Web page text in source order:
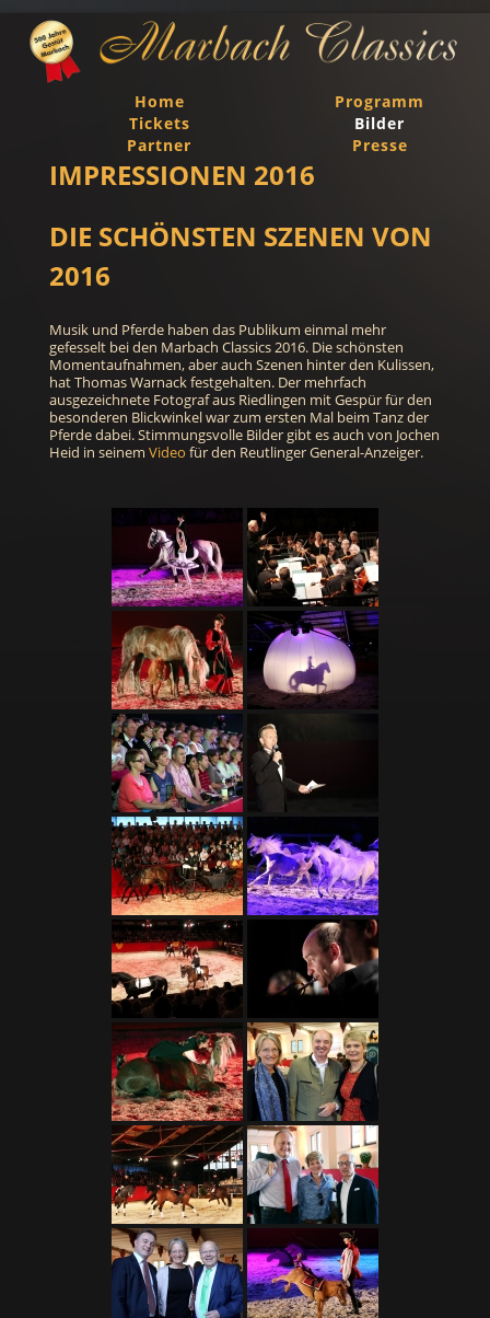
Home
Programm
Tickets
Bilder
Partner
Presse
IMPRESSIONEN 2016
DIE SCHÖNSTEN SZENEN VON
2016
Musik und Pferde haben das Publikum einmal mehr
gefesselt bei den Marbach Classics 2016. Die schönsten
Momentaufnahmen, aber auch Szenen hinter den Kulissen,
hat Thomas Warnack festgehalten. Der mehrfach
ausgezeichnete Fotograf aus Riedlingen mit Gespür für den
besonderen Blickwinkel war zum ersten Mal beim Tanz der
Pferde dabei. Stimmungsvolle Bilder gibt es auch von Jochen
Heid in seinem Video für den Reutlinger General-Anzeiger.